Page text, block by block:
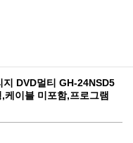
DVD멀티 GH-24NSD5
케이블 미포함,프로그램